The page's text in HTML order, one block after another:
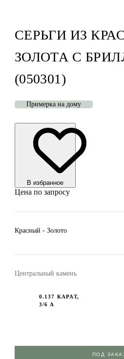
СЕРЬГИ ИЗ
ЗОЛОТА С
(050301)
Примерка на дому
В избранноe
Цена по запросу
Красный - Золото
Центральный камень
0.137 КАРАТ,
3/6 А
ПОД